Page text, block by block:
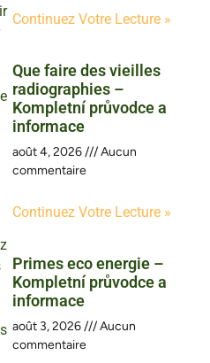
Continuez Votre Lecture »
Que faire des vieilles
radiographies –
Kompletní průvodce a
informace
août 4, 2026
Aucun
commentaire
Continuez Votre Lecture »
Primes eco energie –
Kompletní průvodce a
informace
août 3, 2026
Aucun
commentaire